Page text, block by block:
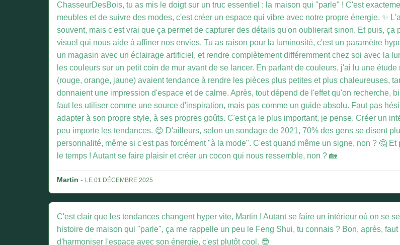
ChasseurDesBois, tu as mis le doigt sur un truc essentiel : la maison qui "parle" ! C'est
meubles et de suivre des modes, c'est créer un espace qui vibre avec notre propre énergie. ✨
souvent, mais c'est vrai que ça permet de capturer des détails qu'on oublierait sinon. Et puis,
visuel qui nous aide à affiner nos envies. Tu as raison pour la luminosité, c'est un paramètre
un magasin avec un éclairage artificiel, et rendre complètement différemment chez soi avec la
les couleurs sur un petit coin de mur avant de se lancer. En parlant de couleurs, j'ai lu une
(rouge, orange, jaune) avaient tendance à rendre les pièces plus petites et plus chaleureuses,
donnaient une impression d'espace et de calme. Après, tout dépend de l'effet qu'on recherche,
faut les utiliser comme une source d'inspiration, mais pas comme un guide absolu. Faut pas
adapter à son propre style, à ses propres goûts. C'est ça le plus important, je pense. Créer un
peu importe les tendances. 😊 D'ailleurs, selon un sondage de 2021, 70% des gens se disent
personnalité, même si c'est pas forcément "à la mode". C'est quand même un signe, non ? 🤔
le temps ! Autant se faire plaisir et créer un cocon qui nous ressemble, non ? 🏡
Martin - LE 01 DÉCEMBRE 2025
C'est clair que les tendances changent hyper vite, Martin ! Autant se faire un intérieur où on se
histoire de maison qui "parle", ça me rappelle un peu le Feng Shui, tu connais ? Bon, après,
d'harmoniser l'espace avec son énergie, c'est plutôt cool. 😎